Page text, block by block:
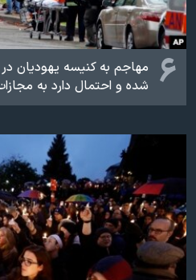
۶
شده و احتمال دارد به